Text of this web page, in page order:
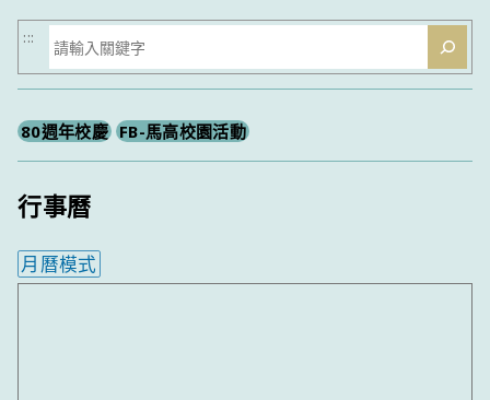
搜
尋
:::
80週年校慶 FB-馬高校園活動
行事曆
月曆模式